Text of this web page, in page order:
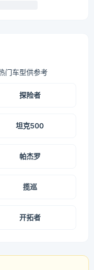
门车型供参考
探险者
坦克500
帕杰罗
揽巡
开拓者